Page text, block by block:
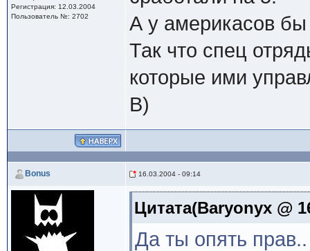
Регистрация: 12.03.2004
Пользователь №: 2702
А у америкасов бы
Так что спец
которые ими
B)
Bonus 16.03.2004 - 09:14
Цитата(Baryonyx @
Да ты опять